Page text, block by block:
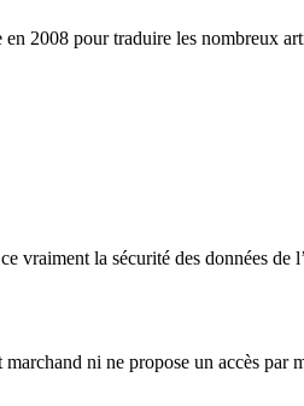
2008 pour traduire les nombreux
vraiment la sécurité des données de
ni ne propose un accès par